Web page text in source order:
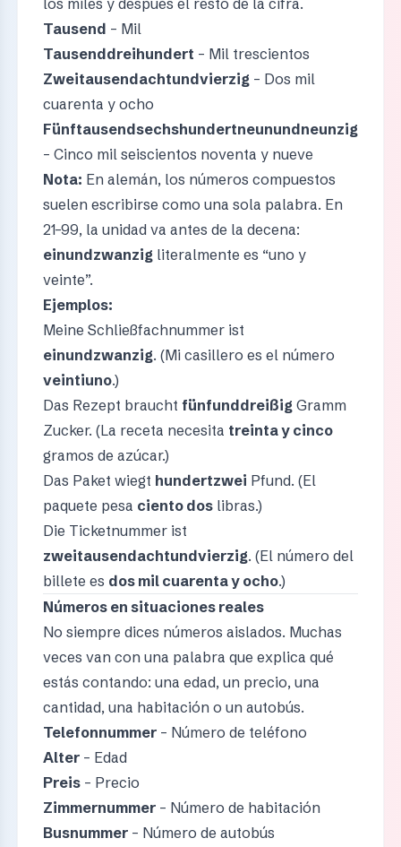
Tausend – Mil
Tausenddreihundert – Mil trescientos
Zweitausendachtundvierzig – Dos mil
cuarenta y ocho
Fünftausendsechshundertneunundneunzig
– Cinco mil seiscientos noventa y nueve
Nota: En alemán, los números compuestos
suelen escribirse como una sola palabra. En
21–99, la unidad va antes de la decena:
einundzwanzig literalmente es “uno y
veinte”.
Ejemplos:
Meine Schließfachnummer ist
einundzwanzig. (Mi casillero es el número
veintiuno.)
Das Rezept braucht fünfunddreißig Gramm
Zucker. (La receta necesita treinta y cinco
gramos de azúcar.)
Das Paket wiegt hundertzwei Pfund. (El
paquete pesa ciento doslibras.)
Die Ticketnummer ist
zweitausendachtundvierzig. (El número del
billete es dos mil cuarenta y ocho.)
Números en situaciones reales
No siempre dices números aislados. Muchas
veces van con una palabra que explica qué
estás contando: una edad, un precio, una
cantidad, una habitación o un autobús.
Telefonnummer– Número de teléfono
Alter– Edad
Preis– Precio
Zimmernummer– Número de habitación
Busnummer– Número de autobús